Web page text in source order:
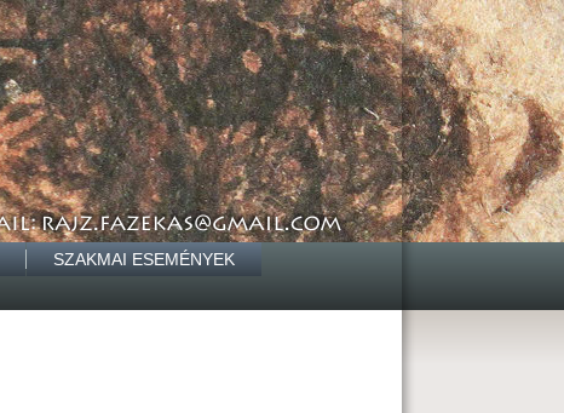
SZAKMAI ESEMÉNYEK